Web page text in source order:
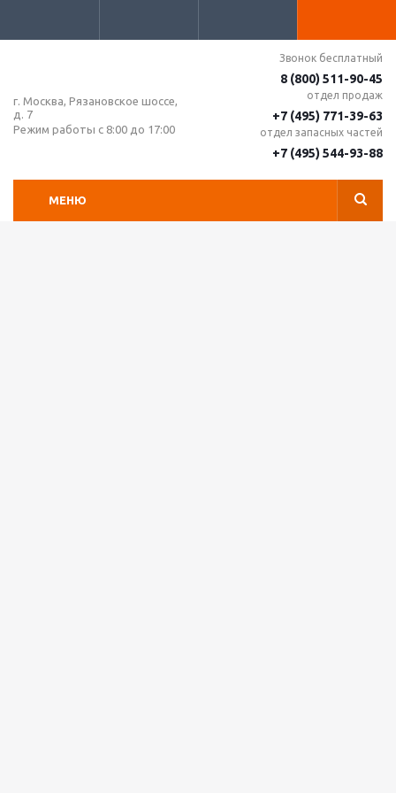
г. Москва, Рязановское шоссе,
д. 7
Режим работы с 8:00 до 17:00
Звонок бесплатный
8 (800) 511-90-45
отдел продаж
+7 (495) 771-39-63
отдел запасных частей
+7 (495) 544-93-88
МЕНЮ